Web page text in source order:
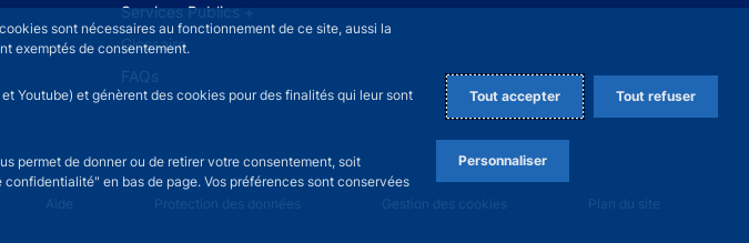
sont nécessaires au fonctionnement de ce site, aussi la
exemptés de consentement.
Youtube) et génèrent des cookies pour des finalités qui leur sont
permet de donner ou de retirer votre consentement, soit
en bas de page. Vos préférences sont conservées
Tout accepter Tout refuser
Personnaliser
Services Publics +
Glossaire
FAQs
Aide Protection des données Gestion des cookies Plan du site